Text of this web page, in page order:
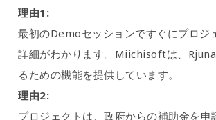
理由1:
最初のDemoセッションですぐにプロジ
詳細がわかります。Miichisoftは、
るための機能を提供しています。
理由2:
プロジェクトは、政府からの補助金を申